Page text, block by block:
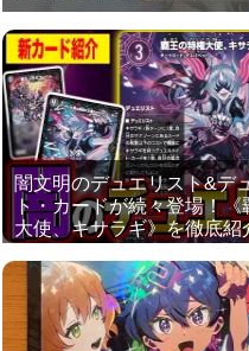
闇文明のデュエリスト&デ
ト・カードが続々登場！
大使、キサラギ》を徹底紹